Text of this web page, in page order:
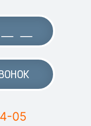
05